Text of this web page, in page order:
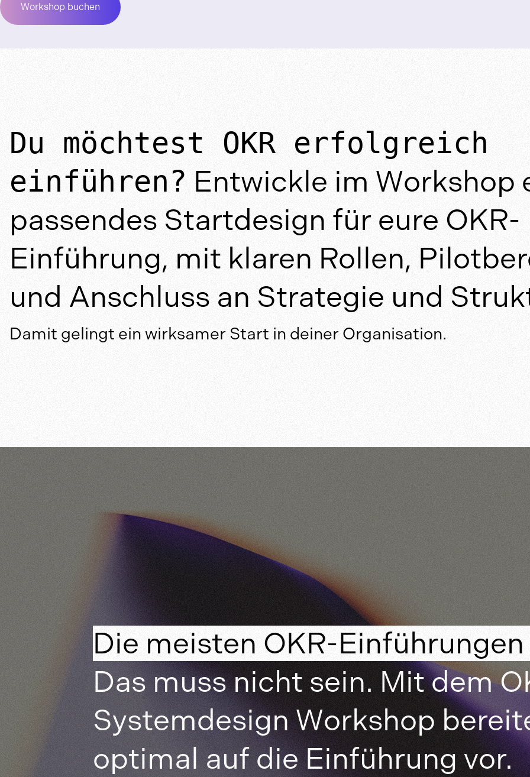
Workshop buchen
Du möchtest OKR erfolgreich
einführen? Entwickle im Workshop
passendes Startdesign für eure OKR-
Einführung, mit klaren Rollen,
und Anschluss an Strategie und
Damit gelingt ein wirksamer Start in deiner Organisation.
Die meisten OKR-
Das muss nicht sein. Mit dem
Systemdesign Workshop
optimal auf die Einführung vor.